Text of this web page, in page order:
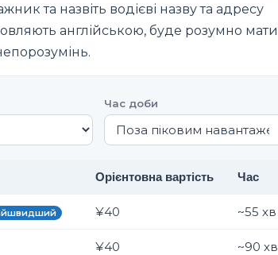
та назвіть водієві назву та адресу
англійською, буде розумно мати
Час доби
Орієнтовна вартість Час
¥40 ~55 хв
¥40 ~90 хв